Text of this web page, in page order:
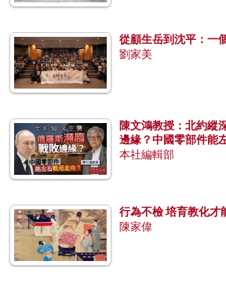
從顧生岳到沈平：一
劉家美
陳文鴻教授：北約縱
邊緣？中國零部件能
本社編輯部
行為不檢 培育教化才
陳家偉